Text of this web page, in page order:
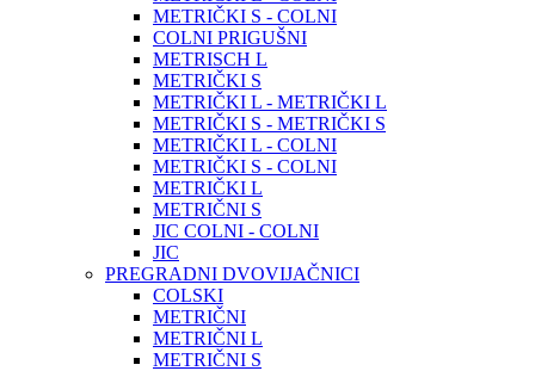
METRIČKI S - COLNI
COLNI PRIGUŠNI
METRISCH L
METRIČKI S
METRIČKI L - METRIČKI L
METRIČKI S - METRIČKI S
METRIČKI L - COLNI
METRIČKI S - COLNI
METRIČKI L
METRIČNI S
JIC COLNI - COLNI
JIC
PREGRADNI DVOVIJAČNICI
COLSKI
METRIČNI
METRIČNI L
METRIČNI S